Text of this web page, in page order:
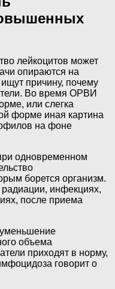
лейкоцитов может
опираются на
причину, почему
Во время ОРВИ
или слегка
форме иная картина
на фоне
одновременном
борется организм.
инфекциях,
после приема
объема
приходят в норму,
говорит о